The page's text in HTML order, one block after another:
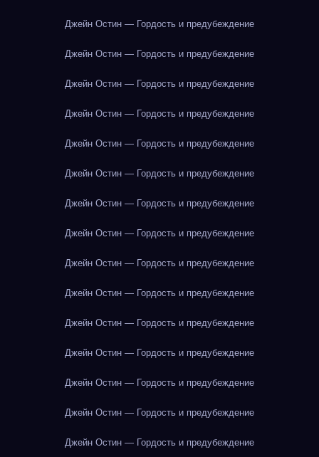
Джейн Остин — Гордость и предубеждение
Джейн Остин — Гордость и предубеждение
Джейн Остин — Гордость и предубеждение
Джейн Остин — Гордость и предубеждение
Джейн Остин — Гордость и предубеждение
Джейн Остин — Гордость и предубеждение
Джейн Остин — Гордость и предубеждение
Джейн Остин — Гордость и предубеждение
Джейн Остин — Гордость и предубеждение
Джейн Остин — Гордость и предубеждение
Джейн Остин — Гордость и предубеждение
Джейн Остин — Гордость и предубеждение
Джейн Остин — Гордость и предубеждение
Джейн Остин — Гордость и предубеждение
Джейн Остин — Гордость и предубеждение